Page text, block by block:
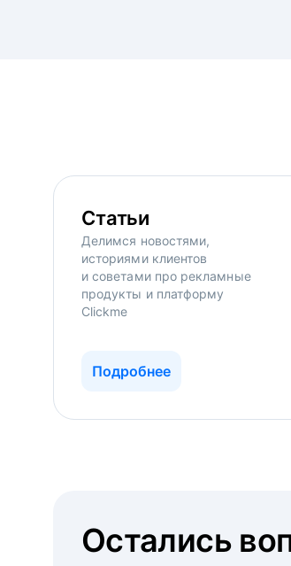
Статьи
Делимся новостями,
историями клиентов
и советами про рекламные
продукты и платформу
Clickme
Подробнее
Остались